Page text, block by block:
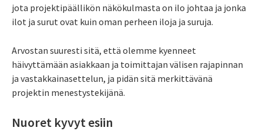
jota projektipäällikön näkökulmasta on ilo johtaa ja jonka
ilot ja surut ovat kuin oman perheen iloja ja suruja.
Arvostan suuresti sitä, että olemme kyenneet
häivyttämään asiakkaan ja toimittajan välisen rajapinnan
ja vastakkainasettelun, ja pidän sitä merkittävänä
projektin menestystekijänä.
Nuoret kyvyt esiin